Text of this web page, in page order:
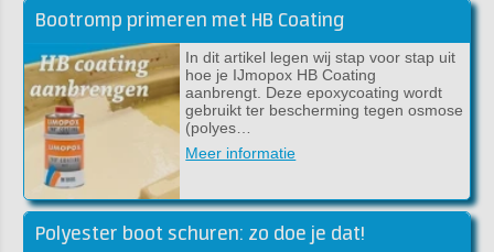
Bootromp primeren met HB Coating
In dit artikel legen wij stap voor stap uit
hoe je IJmopox HB Coating
aanbrengt. Deze epoxycoating wordt
gebruikt ter bescherming tegen osmose
(polyes…
Meer informatie
Polyester boot schuren: zo doe je dat!